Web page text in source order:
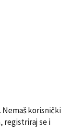
korisnički
registriraj se i